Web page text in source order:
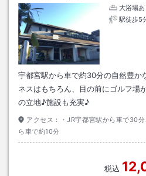
大浴場あ
駅徒歩5
宇都宮駅から車で約30分の自然豊か
ネスはもちろん、目の前にゴルフ場
の立地♪施設も充実♪
アクセス：
・JR宇都宮駅から車で30
ら車で約10分
税込